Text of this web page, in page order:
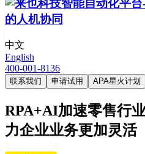
中文
English
400-001-8136
联系我们 申请试用 APA星火计划
RPA+AI加速零售行
力企业业务更加灵活